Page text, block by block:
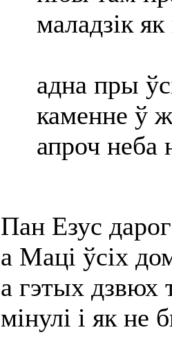
маладзік
адна пры
каменне ў
апроч неба
Пан Езус
а Маці ўсіх
а гэтых дзвюх
мінулі і як не